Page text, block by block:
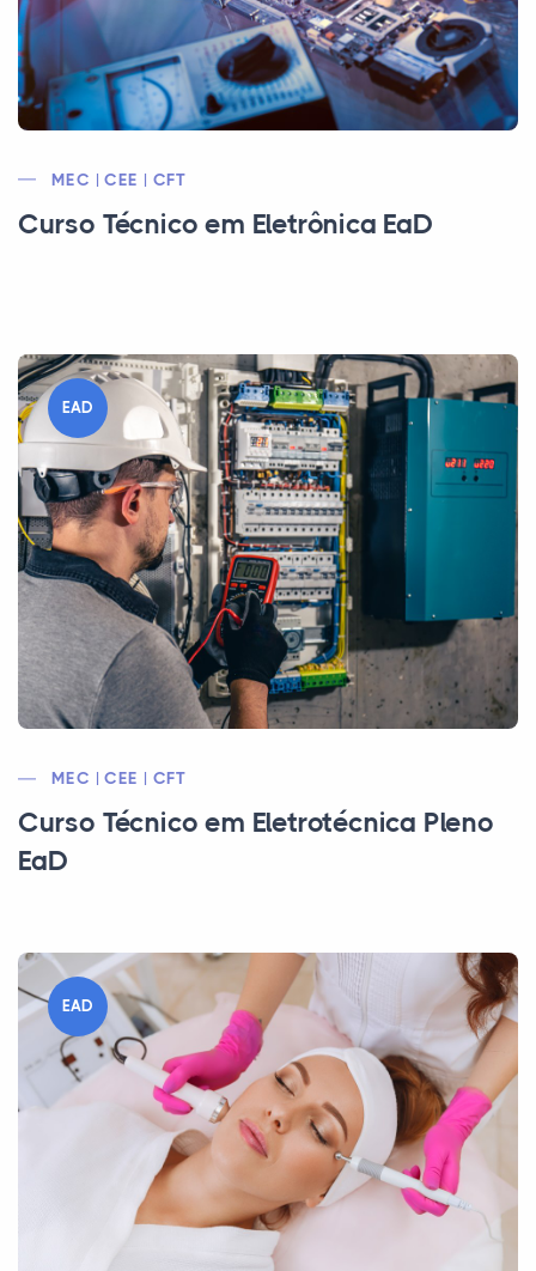
MEC | CEE | CFT
Curso Técnico em Eletrônica EaD
EAD
MEC | CEE | CFT
Curso Técnico em Eletrotécnica Pleno
EaD
EAD